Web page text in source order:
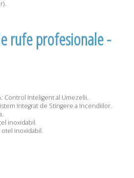
rufe profesionale -
Control Inteligent al Umezelii.
Integrat de Stingere a Incendiilor.
inoxidabil.
inoxidabil.